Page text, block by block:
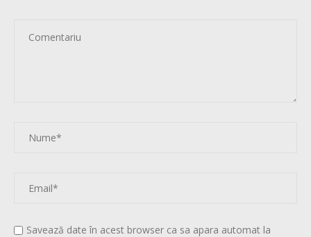
Savează date în acest browser ca sa apara automat la